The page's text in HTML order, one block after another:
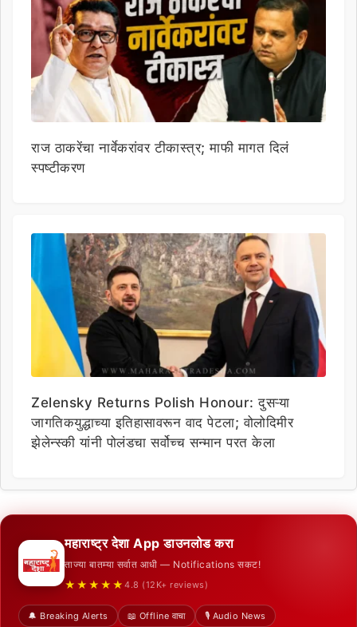
राज ठाकरेंचा नार्वेकरांवर टीकास्त्र; माफी मागत दिलं
स्पष्टीकरण
Zelensky Returns Polish Honour: दुसऱ्या
जागतिकयुद्धाच्या इतिहासावरून वाद पेटला; वोलोदिमीर
झेलेन्स्की यांनी पोलंडचा सर्वोच्च सन्मान परत केला
महाराष्ट्र देशा App डाउनलोड करा
ताज्या बातम्या सर्वात आधी — Notifications सकट!
★★★★★ 4.8 (12K+ reviews)
🔔 Breaking Alerts 📖 Offline वाचा
🎙️ Audio News